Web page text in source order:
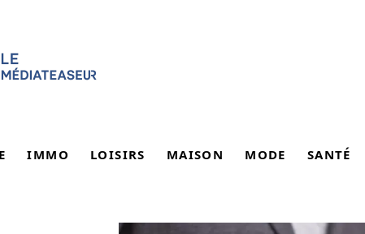
IMMO LOISIRS MAISON MODE SANTÉ